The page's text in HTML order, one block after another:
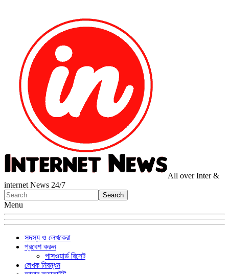
All over Inter &
internet News 24/7
Menu
সদস্য ও লেখকেরা
প্রবেশ করুন
পাসওয়ার্ড রিসেট
লেখক নিবন্ধন